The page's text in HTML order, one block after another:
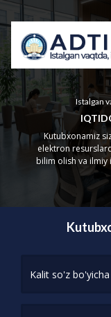
Istalgan
Kutubxonamiz
elektron
bilim olish va ilmiy